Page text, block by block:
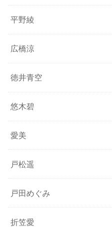
平野綾
広橋涼
徳井青空
悠木碧
愛美
戸松遥
戸田めぐみ
折笠愛